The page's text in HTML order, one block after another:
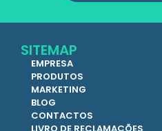
SITEMAP
EMPRESA
PRODUTOS
MARKETING
BLOG
CONTACTOS